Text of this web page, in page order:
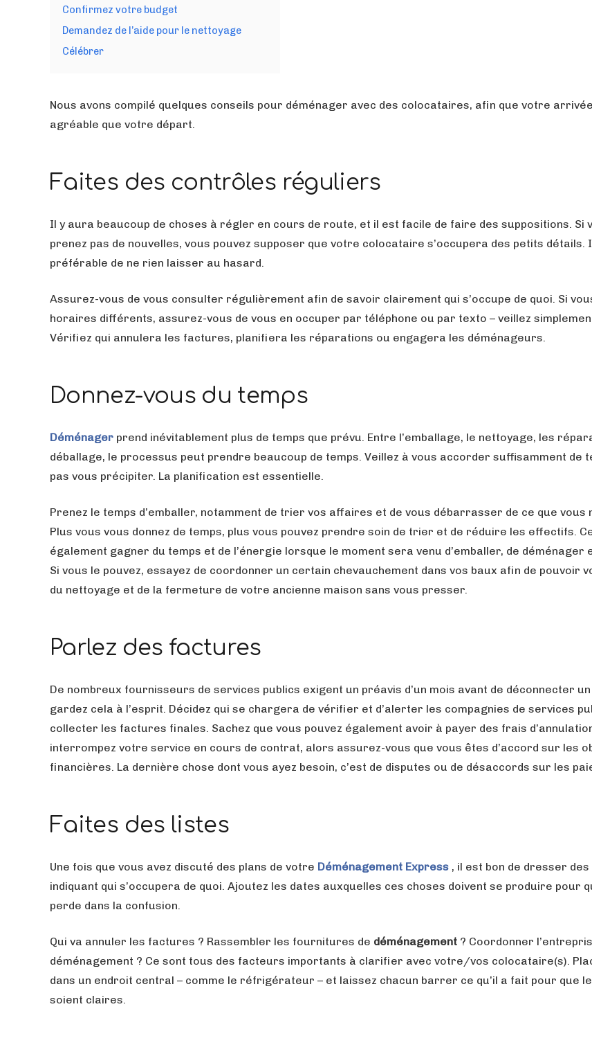
Confirmez votre budget
Demandez de l’aide pour le nettoyage
Célébrer
Nous avons compilé quelques conseils pour déménager avec des colocataires, afin que votre
agréable que votre départ.
Faites des contrôles réguliers
Il y aura beaucoup de choses à régler en cours de route, et il est facile de faire des suppositions. Si
prenez pas de nouvelles, vous pouvez supposer que votre colocataire s’occupera des petits détails.
préférable de ne rien laisser au hasard.
Assurez-vous de vous consulter régulièrement afin de savoir clairement qui s’occupe de quoi. Si
horaires différents, assurez-vous de vous en occuper par téléphone ou par texto – veillez
Vérifiez qui annulera les factures, planifiera les réparations ou engagera les déménageurs.
Donnez-vous du temps
Déménager prend inévitablement plus de temps que prévu. Entre l’emballage, le nettoyage, les
déballage, le processus peut prendre beaucoup de temps. Veillez à vous accorder suffisamment de
pas vous précipiter. La planification est essentielle.
Prenez le temps d’emballer, notamment de trier vos affaires et de vous débarrasser de ce que vous
Plus vous vous donnez de temps, plus vous pouvez prendre soin de trier et de réduire les effectifs.
également gagner du temps et de l’énergie lorsque le moment sera venu d’emballer, de déménager
Si vous le pouvez, essayez de coordonner un certain chevauchement dans vos baux afin de pouvoir
du nettoyage et de la fermeture de votre ancienne maison sans vous presser.
Parlez des factures
De nombreux fournisseurs de services publics exigent un préavis d’un mois avant de déconnecter
gardez cela à l’esprit. Décidez qui se chargera de vérifier et d’alerter les compagnies de services
collecter les factures finales. Sachez que vous pouvez également avoir à payer des frais
interrompez votre service en cours de contrat, alors assurez-vous que vous êtes d’accord sur les
financières. La dernière chose dont vous ayez besoin, c’est de disputes ou de désaccords sur les
Faites des listes
Une fois que vous avez discuté des plans de votre Déménagement Express , il est bon de dresser
indiquant qui s’occupera de quoi. Ajoutez les dates auxquelles ces choses doivent se produire pour
perde dans la confusion.
Qui va annuler les factures ? Rassembler les fournitures de déménagement ? Coordonner
déménagement ? Ce sont tous des facteurs importants à clarifier avec votre/vos colocataire(s).
dans un endroit central – comme le réfrigérateur – et laissez chacun barrer ce qu’il a fait pour que
soient claires.